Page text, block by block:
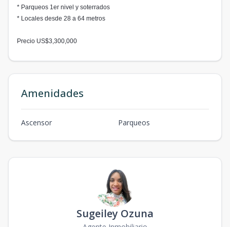
* Parqueos 1er nivel y soterrados
* Locales desde 28 a 64 metros
Precio US$3,300,000
Amenidades
Ascensor Parqueos
Sugeiley Ozuna